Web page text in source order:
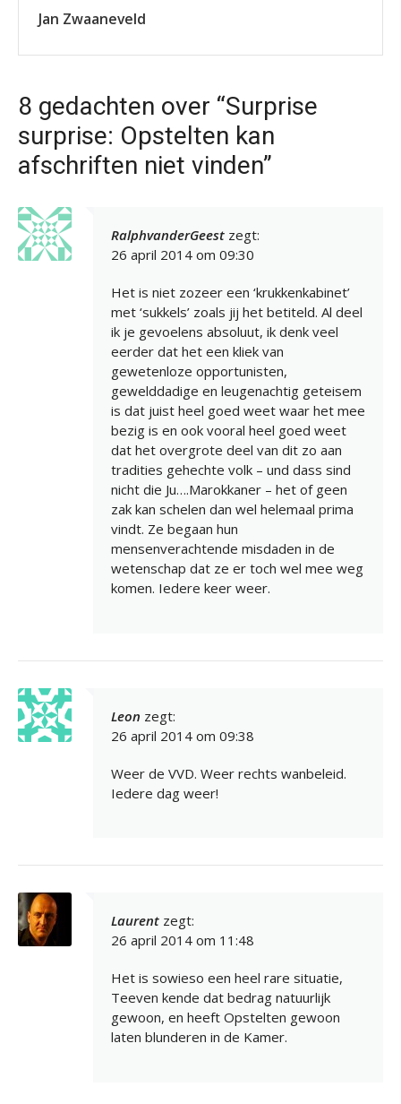
Jan Zwaaneveld
8 gedachten over “Surprise
surprise: Opstelten kan
afschriften niet vinden”
RalphvanderGeest zegt:
26 april 2014 om 09:30
Het is niet zozeer een ‘krukkenkabinet’
met ‘sukkels’ zoals jij het betiteld. Al deel
ik je gevoelens absoluut, ik denk veel
eerder dat het een kliek van
gewetenloze opportunisten,
gewelddadige en leugenachtig geteisem
is dat juist heel goed weet waar het mee
bezig is en ook vooral heel goed weet
dat het overgrote deel van dit zo aan
tradities gehechte volk – und dass sind
nicht die Ju….Marokkaner – het of geen
zak kan schelen dan wel helemaal prima
vindt. Ze begaan hun
mensenverachtende misdaden in de
wetenschap dat ze er toch wel mee weg
komen. Iedere keer weer.
Leon zegt:
26 april 2014 om 09:38
Weer de VVD. Weer rechts wanbeleid.
Iedere dag weer!
Laurent zegt:
26 april 2014 om 11:48
Het is sowieso een heel rare situatie,
Teeven kende dat bedrag natuurlijk
gewoon, en heeft Opstelten gewoon
laten blunderen in de Kamer.